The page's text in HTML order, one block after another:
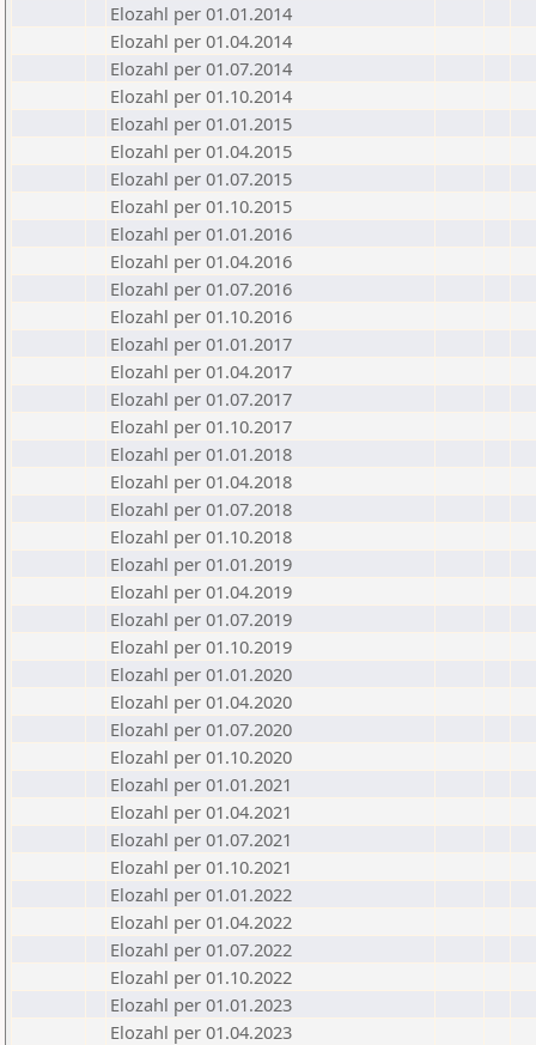
Elozahl per 01.01.2014
Elozahl per 01.04.2014
Elozahl per 01.07.2014
Elozahl per 01.10.2014
Elozahl per 01.01.2015
Elozahl per 01.04.2015
Elozahl per 01.07.2015
Elozahl per 01.10.2015
Elozahl per 01.01.2016
Elozahl per 01.04.2016
Elozahl per 01.07.2016
Elozahl per 01.10.2016
Elozahl per 01.01.2017
Elozahl per 01.04.2017
Elozahl per 01.07.2017
Elozahl per 01.10.2017
Elozahl per 01.01.2018
Elozahl per 01.04.2018
Elozahl per 01.07.2018
Elozahl per 01.10.2018
Elozahl per 01.01.2019
Elozahl per 01.04.2019
Elozahl per 01.07.2019
Elozahl per 01.10.2019
Elozahl per 01.01.2020
Elozahl per 01.04.2020
Elozahl per 01.07.2020
Elozahl per 01.10.2020
Elozahl per 01.01.2021
Elozahl per 01.04.2021
Elozahl per 01.07.2021
Elozahl per 01.10.2021
Elozahl per 01.01.2022
Elozahl per 01.04.2022
Elozahl per 01.07.2022
Elozahl per 01.10.2022
Elozahl per 01.01.2023
Elozahl per 01.04.2023